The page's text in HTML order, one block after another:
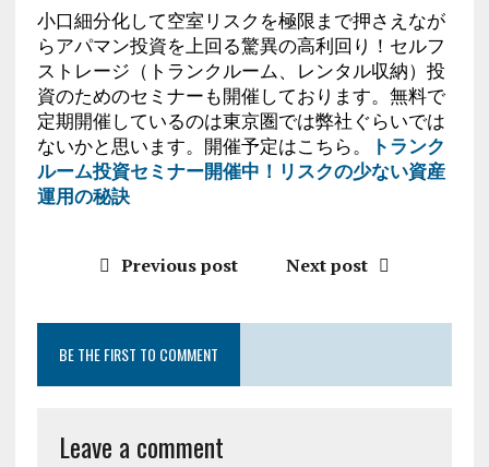
小口細分化して空室リスクを極限まで押さえなが
らアパマン投資を上回る驚異の高利回り！セルフ
ストレージ（トランクルーム、レンタル収納）投
資のためのセミナーも開催しております。無料で
定期開催しているのは東京圏では弊社ぐらいでは
ないかと思います。開催予定はこちら。
トランク
ルーム投資セミナー開催中！リスクの少ない資産
運用の秘訣
Previous post Next post
BE THE FIRST TO COMMENT
Leave a comment